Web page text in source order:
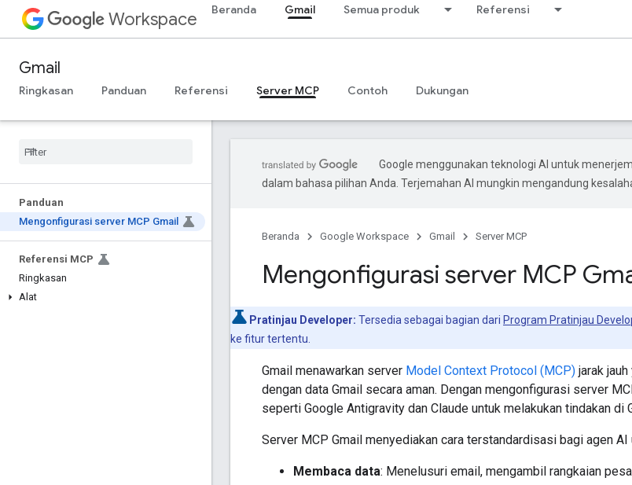
Workspace Beranda Gmail Semua produk Referensi
Gmail
Ringkasan Panduan Referensi Server MCP Contoh Dukungan
Panduan
Mengonfigurasi server MCP Gmail
Referensi MCP
Ringkasan
Alat
Google menggunakan teknologi AI untuk
dalam bahasa pilihan Anda. Terjemahan AI mungkin mengandung
Beranda Google Workspace Gmail Server MCP
Mengonfigurasi server MCP
Pratinjau Developer: Tersedia sebagai bagian dari Program Pratinjau
ke fitur tertentu.
Gmail menawarkan server Model Context Protocol (MCP) jarak
dengan data Gmail secara aman. Dengan mengonfigurasi server
seperti Google Antigravity dan Claude untuk melakukan tindakan di
Server MCP Gmail menyediakan cara terstandardisasi bagi agen AI
Membaca data: Menelusuri email, mengambil rangkaian